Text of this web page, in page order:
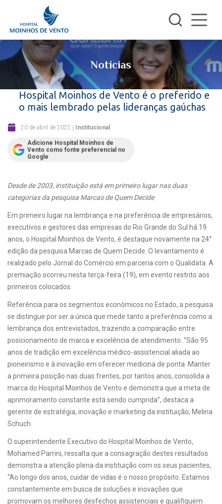
Notícias
Hospital Moinhos de Vento é o preferido e
o mais lembrado pelas lideranças gaúchas
20 de abril de 2022 | Institucional
Adicione Hospital Moinhos de
Vento como fonte preferencial no
Google
Desde de 2003, instituição está em primeiro lugar nas duas
categorias da pesquisa Marcas de Quem Decide
Em primeiro lugar na lembrança e na preferência de empresários,
executivos e gestores das empresas do Rio Grande do Sul há 19
anos, o Hospital Moinhos de Vento, é destaque novamente na 24°
edição da pesquisa Marcas de Quem Decide. O levantamento é
realizado pelo Jornal do Comércio em parceria com o Qualidata. A
premiação ocorreu nesta terça-feira (19), em evento restrito aos
primeiros colocados.
Referência para os segmentos econômicos no Estado, a pesquisa
se distingue por ser a única que mede tanto a preferência como a
lembrança dos entrevistados, trazendo a comparação entre
posicionamento de marca e excelência de atendimento. “São 95
anos de tradição em excelência médico-assistencial aliada ao
pioneirismo e à inovação em oferecer medicina de ponta. Manter
a primeira posição nas duas frentes, por tantos anos, consolida a
marca do Hospital Moinhos de Vento e demonstra que a meta de
aprimoramento constante está sendo cumprida”, destaca a
gerente de estratégia, inovação e marketing da instituição, Melina
Schuch.
O superintendente Executivo do Hospital Moinhos de Vento,
Mohamed Parrini, ressalta que a consagração destes resultados
demonstra a atenção plena da instituição com os seus pacientes,
“Ao longo dos anos, cuidar de vidas é o nosso propósito. Estamos
constantemente em busca de soluções e inovações que
promovam os melhores desfechos assistenciais e qualifiquem